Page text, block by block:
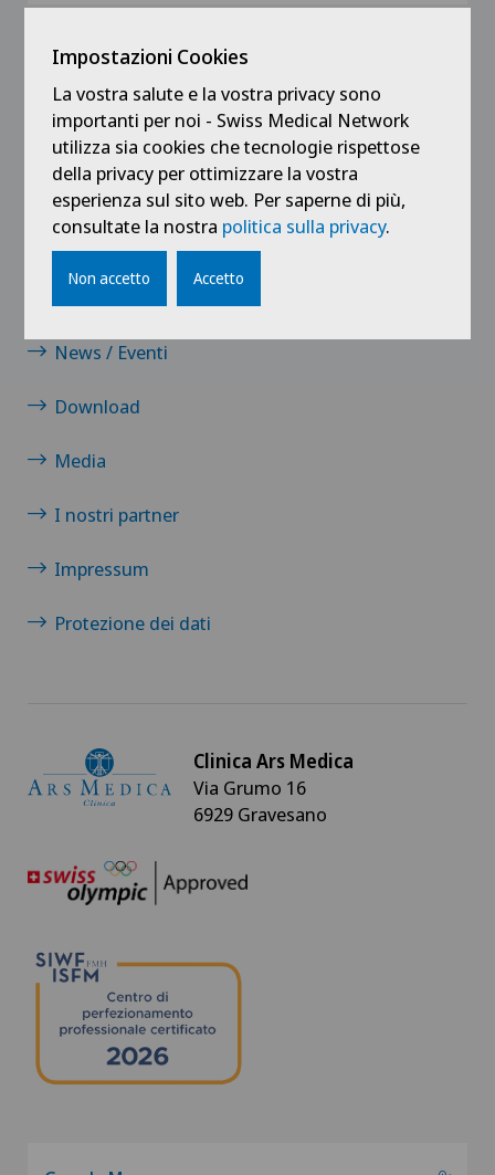
Collegamenti
News / Eventi
Download
Media
I nostri partner
Impressum
Protezione dei dati
Clinica Ars Medica
Via Grumo 16
6929 Gravesano
Impostazioni Cookies
La vostra salute e la vostra privacy sono
importanti per noi - Swiss Medical Network
utilizza sia cookies che tecnologie rispettose
della privacy per ottimizzare la vostra
esperienza sul sito web. Per saperne di più,
consultate la nostra politica sulla privacy.
Non accetto Accetto